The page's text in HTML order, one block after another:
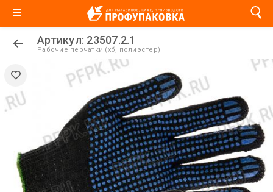
Артикул: 23507.2.1
Рабочие перчатки (хб, полиэстер)